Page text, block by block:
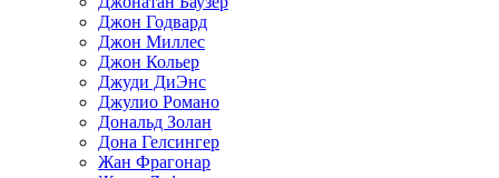
Джон Годвард
Джон Миллес
Джон Кольер
Джуди ДиЭнс
Джулио Романо
Дональд Золан
Дона Гелсингер
Жан Фрагонар